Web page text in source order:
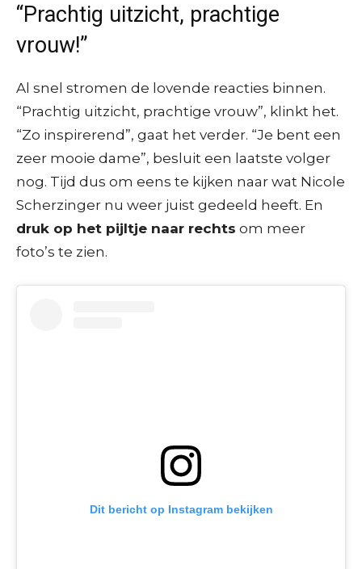
“Prachtig uitzicht, prachtige
vrouw!”
Al snel stromen de lovende reacties binnen.
“Prachtig uitzicht, prachtige vrouw”, klinkt het.
“Zo inspirerend”, gaat het verder. “Je bent een
zeer mooie dame”, besluit een laatste volger
nog. Tijd dus om eens te kijken naar wat Nicole
Scherzinger nu weer juist gedeeld heeft. En
druk op het pijltje naar rechts om meer
foto’s te zien.
Dit bericht op Instagram bekijken